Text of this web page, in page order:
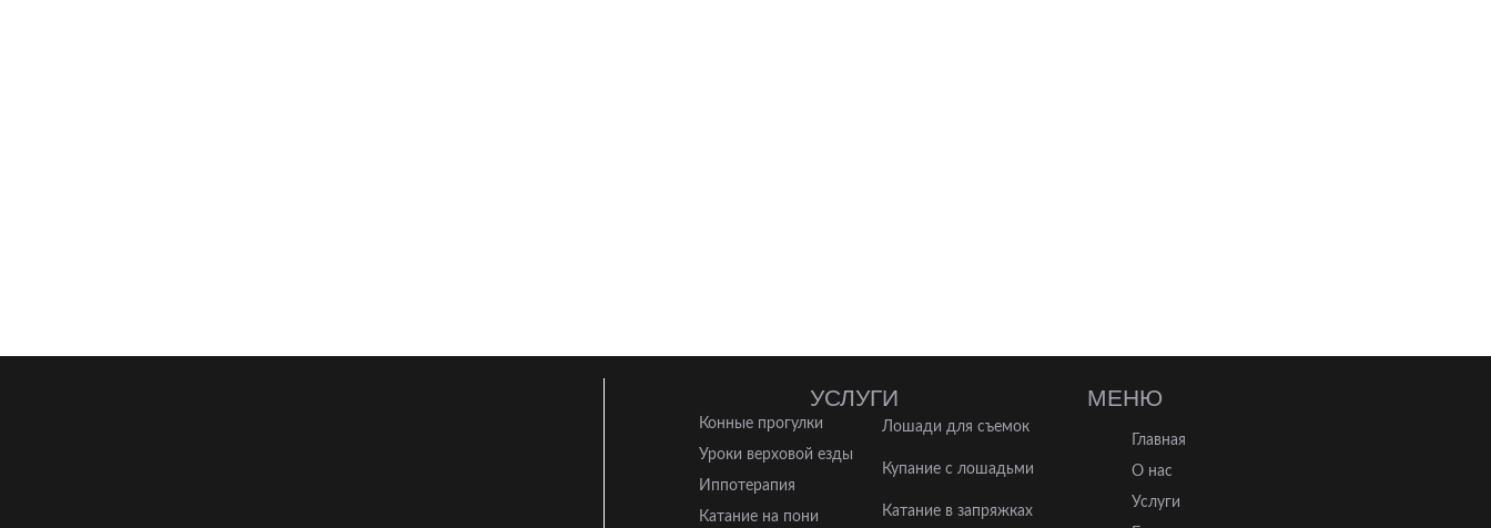
УСЛУГИ
Конные прогулки
Уроки верховой езды
Иппотерапия
Катание на пони
Лошади для съемок
Купание с лошадьми
Катание в запряжках
МЕНЮ
Главная
О нас
Услуги